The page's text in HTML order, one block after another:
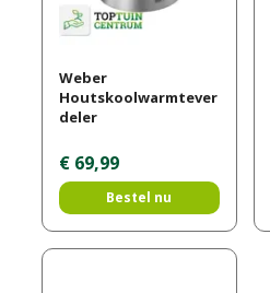
Weber
Houtskoolwarmtever
deler
€ 69,99
Bestel nu